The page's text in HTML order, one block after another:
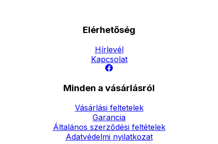
Elérhetőség
Hírlevél
Kapcsolat
Minden a vásárlásról
Vásárlási feltetelek
Garancia
Általános szerződési feltételek
Adatvédelmi nyilatkozat